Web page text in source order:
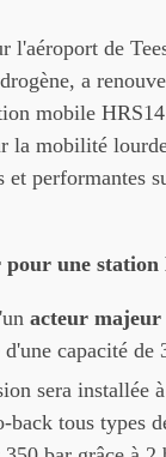
l'aéroport de
a
mobile
la mobilité
performantes
une station
acteur majeur
capacité de
sera installée
tous types